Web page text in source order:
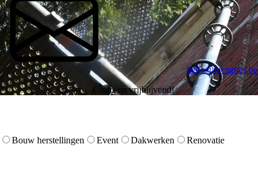
hello@locagnes.be
Gratis en vrijblijvend!
Bouw herstellingen Event Dakwerken Renovatie